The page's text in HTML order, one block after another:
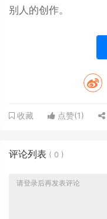
别人的创作。
收藏 点赞(1)
评论列表 ( 0 )